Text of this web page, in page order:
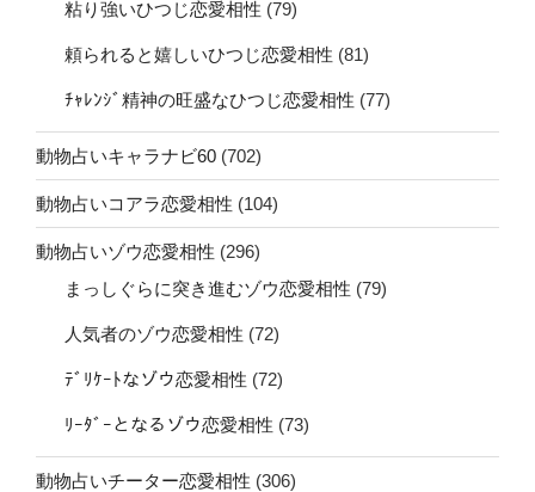
粘り強いひつじ恋愛相性 (79)
頼られると嬉しいひつじ恋愛相性 (81)
ﾁｬﾚﾝｼﾞ精神の旺盛なひつじ恋愛相性 (77)
動物占いキャラナビ60 (702)
動物占いコアラ恋愛相性 (104)
動物占いゾウ恋愛相性 (296)
まっしぐらに突き進むゾウ恋愛相性 (79)
人気者のゾウ恋愛相性 (72)
ﾃﾞﾘｹｰﾄなゾウ恋愛相性 (72)
ﾘｰﾀﾞｰとなるゾウ恋愛相性 (73)
動物占いチーター恋愛相性 (306)